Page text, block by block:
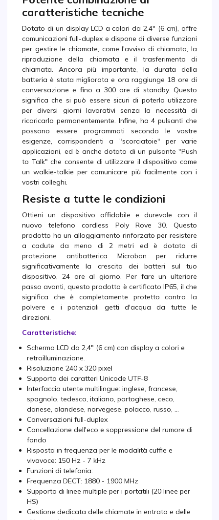
caratteristiche tecniche
Dotato di un display LCD a colori da 2,4" (6 cm), offre
comunicazioni full-duplex e dispone di diverse funzioni
per gestire le chiamate, come l'avviso di chiamata, la
riproduzione della chiamata e il trasferimento di
chiamata. Ancora più importante, la durata della
batteria è stata migliorata e ora raggiunge 18 ore di
conversazione e fino a 300 ore di standby. Questo
significa che si può essere sicuri di poterlo utilizzare
per diversi giorni lavorativi senza la necessità di
ricaricarlo permanentemente. Infine, ha 4 pulsanti che
possono essere programmati secondo le vostre
esigenze, corrispondenti a "scorciatoie" per varie
applicazioni, ed è anche dotato di un pulsante "Push
to Talk" che consente di utilizzare il dispositivo come
un walkie-talkie per comunicare più facilmente con i
vostri colleghi.
Resiste a tutte le condizioni
Ottieni un dispositivo affidabile e durevole con il
nuovo telefono cordless Poly Rove 30. Questo
prodotto ha un alloggiamento rinforzato per resistere
a cadute da meno di 2 metri ed è dotato di
protezione antibatterica Microban per ridurre
significativamente la crescita dei batteri sul tuo
dispositivo, 24 ore al giorno. Per fare un ulteriore
passo avanti, questo prodotto è certificato IP65, il che
significa che è completamente protetto contro la
polvere e i potenziali getti d'acqua da tutte le
direzioni.
Caratteristiche:
Schermo LCD da 2,4" (6 cm) con display a colori e
retroilluminazione.
Risoluzione 240 x 320 pixel
Supporto dei caratteri Unicode UTF-8
Interfaccia utente multilingue: inglese, francese,
spagnolo, tedesco, italiano, portoghese, ceco,
danese, olandese, norvegese, polacco, russo, ...
Conversazioni full-duplex
Cancellazione dell'eco e soppressione del rumore di
fondo
Risposta in frequenza per le modalità cuffie e
vivavoce: 150 Hz - 7 kHz
Funzioni di telefonia:
Frequenza DECT: 1880 - 1900 MHz
Supporto di linee multiple per i portatili (20 linee per
HS)
Gestione dedicata delle chiamate in entrata e delle